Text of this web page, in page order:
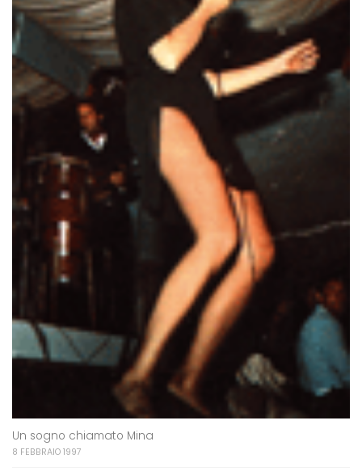
Un sogno chiamato Mina
8 FEBBRAIO 1997